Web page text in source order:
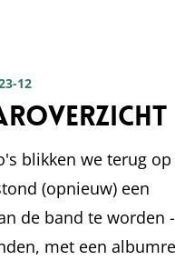
12
blikken we terug
(opnieuw) een
de band te worden
met een